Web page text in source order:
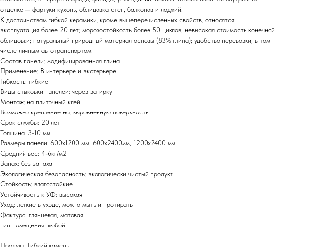
отделке — фартуки кухонь, облицовка стен, балконов и лоджий.
К достоинствам гибкой керамики, кроме вышеперечисленных свойств, относятся:
эксплуатация более 20 лет; морозостойкость более 50 циклов; невысокая стоимость конечной
облицовки; натуральный природный материал основы (83% глина); удобство перевозки, в том
числе личным автотранспортом.
Состав панели: модифицированная глина
Применение: В интерьере и экстерьере
Гибкость: гибкие
Виды стыковки панелей: через затирку
Монтаж: на плиточный клей
Возможно крепление на: выровненную поверхность
Срок службы: 20 лет
Толщина: 3-10 мм
Размеры панели: 600х1200 мм, 600х2400мм, 1200х2400 мм
Средний вес: 4-6кг/м2
Запах: без запаха
Экологическая безопасность: экологически чистый продукт
Стойкость: влагостойкие
Устойчивость к УФ: высокая
Уход: легкие в уходе, можно мыть и протирать
Фактура: глянцевая, матовая
Тип помещения: любой
Продукт: Гибкий камень